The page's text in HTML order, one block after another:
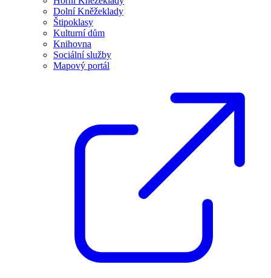
Dolní Kněžeklady
Štipoklasy
Kulturní dům
Knihovna
Sociální služby
Mapový portál